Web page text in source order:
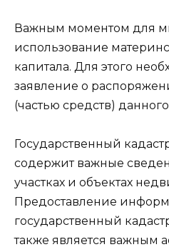
Важным моментом для
использование
капитала. Для этого
заявление о
(частью средств)
Государственный
содержит важные
участках и объектах
Предоставление
государственный
также является важным